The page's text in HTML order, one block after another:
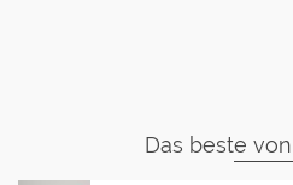
Das beste